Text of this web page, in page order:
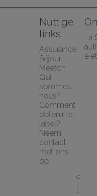
Nuttige
links
Assurance
Séjour
Meetch
Qui
sommes
nous?
Comment
obtenir le
label?
Neem
contact
met ons
op
La
e
G
î
t